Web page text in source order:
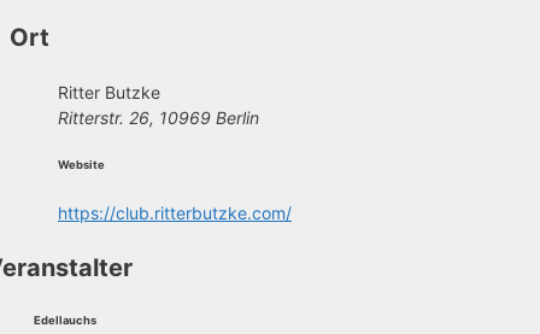
Ort
Ritter Butzke
Ritterstr. 26, 10969 Berlin
Website
https://club.ritterbutzke.com/
Edellauchs